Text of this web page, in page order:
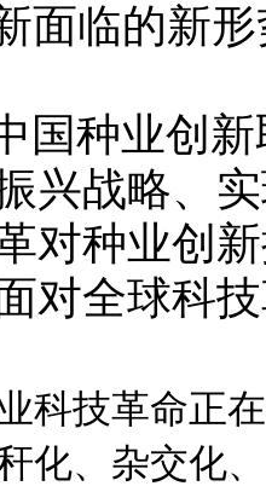
面临的新
国种业创
兴战略、
对种业创
对全球科
科技革命正
化、杂交化